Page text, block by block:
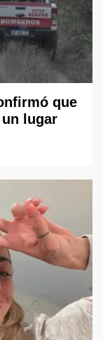
que
lugar